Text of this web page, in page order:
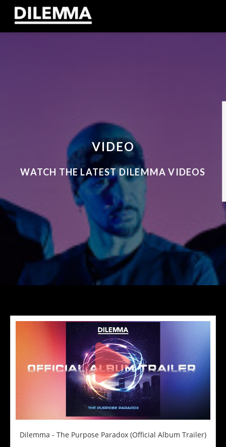
VIDEO
WATCH THE LATEST DILEMMA VIDEOS
Dilemma - The Purpose Paradox (Official Album Trailer)